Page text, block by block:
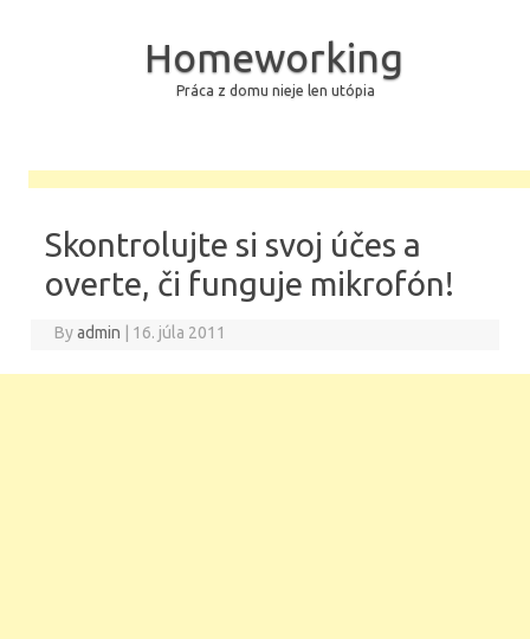
Homeworking
Práca z domu nieje len utópia
Skontrolujte si svoj účes a
overte, či funguje mikrofón!
Byadmin 16. júla 2011